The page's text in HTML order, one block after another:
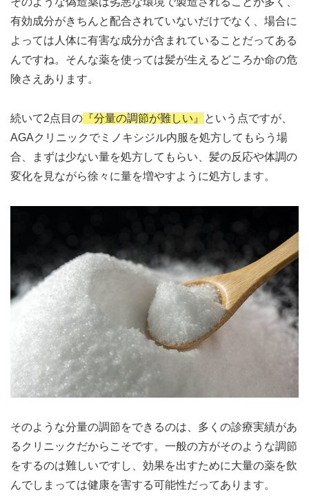
有効成分がきちんと配合されていないだけでなく、場合に
よっては人体に有害な成分が含まれていることだってある
んですね。そんな薬を使っては髪が生えるどころか命の危
険さえあります。
続いて2点目の 『分量の調節が難しい』
という点ですが、
AGAクリニックでミノキシジル内服を処方してもらう場
合、まずは少ない量を処方してもらい、髪の反応や体調の
変化を見ながら徐々に量を増やすように処方します。
そのような分量の調節をできるのは、多くの診療実績があ
るクリニックだからこそです。一般の方がそのような調節
をするのは難しいですし、効果を出すために大量の薬を飲
んでしまっては健康を害する可能性だってあります。